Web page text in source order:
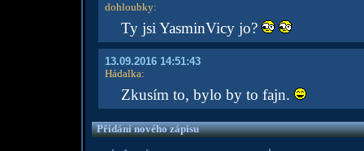
dohloubky:
Ty jsi YasminVicy jo?
13.09.2016 14:51:43
Hádalka:
Zkusím to, bylo by to fajn.
Přidání nového zápisu